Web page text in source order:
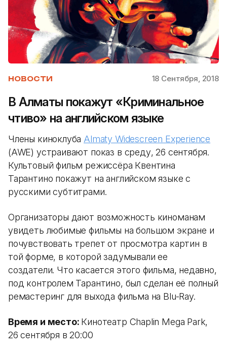
НОВОСТИ 18 Сентября, 2018
В Алматы покажут «Криминальное
чтиво» на английском языке
Члены киноклуба Almaty Widescreen Experience
(AWE) устраивают показ в среду, 26 сентября.
Культовый фильм режиссёра Квентина
Тарантино покажут на английском языке c
русскими субтитрами.
Организаторы дают возможность киноманам
увидеть любимые фильмы на большом экране и
почувствовать трепет от просмотра картин в
той форме, в которой задумывали ее
создатели. Что касается этого фильма, недавно,
под контролем Тарантино, был сделан её полный
ремастеринг для выхода фильма на Blu-Ray.
Время и место: Кинотеатр Chaplin Mega Park,
26 сентября в 20:00